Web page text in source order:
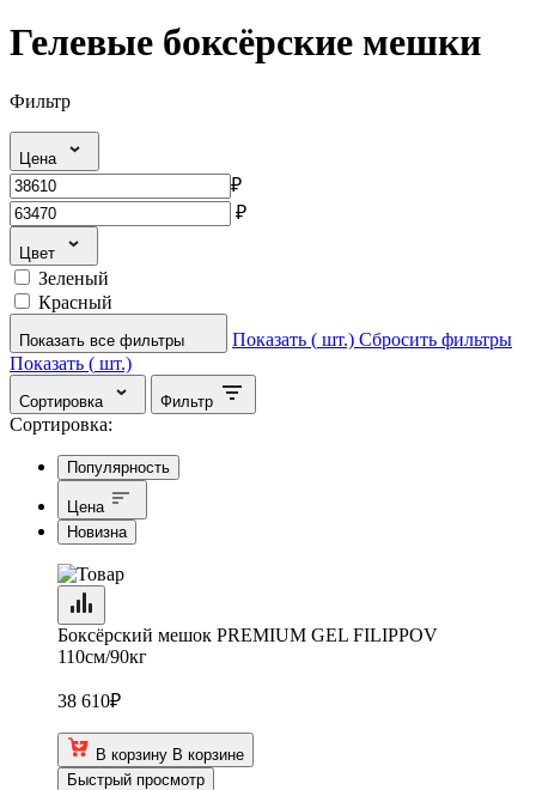
Гелевые боксёрские мешки
Фильтр
Цена
₽
₽
Цвет
Зеленый
Красный
Показать все фильтры Показать ( шт.) Сбросить фильтры
Показать ( шт.)
Сортировка Фильтр
Сортировка:
Популярность
Цена
Новизна
Боксёрский мешок PREMIUM GEL FILIPPOV
110см/90кг
38 610₽
В корзину В корзине
Быстрый просмотр